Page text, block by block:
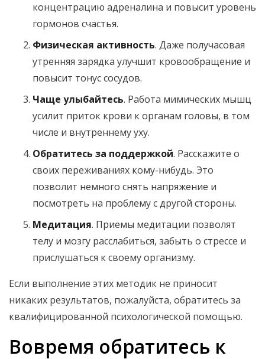
концентрацию адреналина и повысит уровень
гормонов счастья.
Физическая активность. Даже получасовая
утренняя зарядка улучшит кровообращение и
повысит тонус сосудов.
Чаще улыбайтесь. Работа мимических мышц
усилит приток крови к органам головы, в том
числе и внутреннему уху.
Обратитесь за поддержкой. Расскажите о
своих переживаниях кому-нибудь. Это
позволит немного снять напряжение и
посмотреть на проблему с другой стороны.
Медитация. Приемы медитации позволят
телу и мозгу расслабиться, забыть о стрессе и
прислушаться к своему организму.
Если выполнение этих методик не приносит
никаких результатов, пожалуйста, обратитесь за
квалифицированной психологической помощью.
Вовремя обратитесь к